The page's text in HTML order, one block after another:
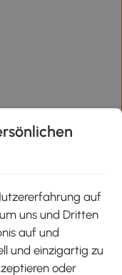
auf
uns und Dritten
auf und
und einzigartig zu
oder